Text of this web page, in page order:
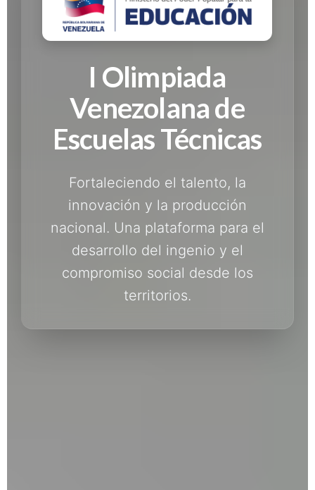
I Olimpiada
Venezolana de
Escuelas Técnicas
Fortaleciendo el talento, la
innovación y la producción
nacional. Una plataforma para el
desarrollo del ingenio y el
compromiso social desde los
territorios.